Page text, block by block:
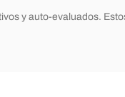
y auto-evaluados.